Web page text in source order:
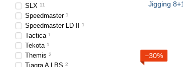
−30%
SLX 11
Speedmaster 1
Speedmaster LD II 1
Tactica 1
Tekota 1
Themis 2
Tiagra A LBS 2